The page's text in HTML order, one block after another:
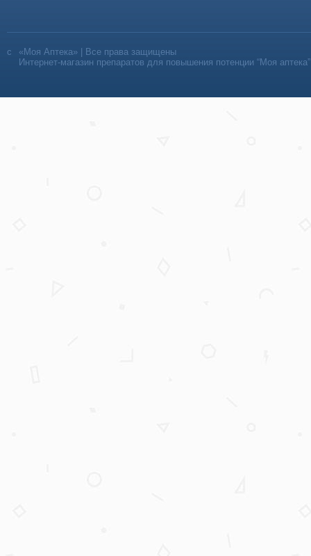
«Моя Аптека» | Все права защищены
Интернет-магазин препаратов для повышения потенции “Моя